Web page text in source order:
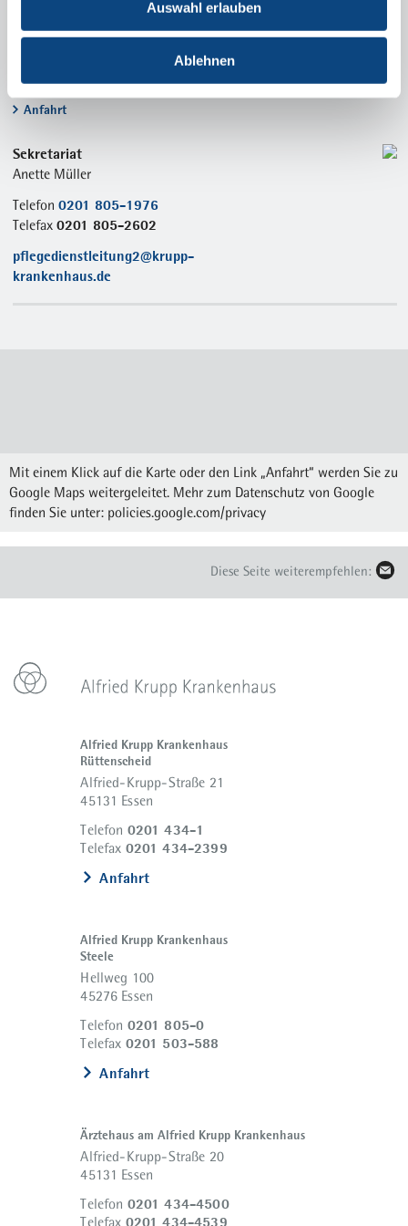
Auswahl erlauben
Ablehnen
Alfried Krupp Krankenhaus
Steele
Anfahrt
Sekretariat
Anette Müller
Telefon0201 805-1976
Telefax0201 805-2602
pflegedienstleitung2@krupp-
krankenhaus.de
Mit einem Klick auf die Karte oder den Link „Anfahrt“ werden Sie zu
Google Maps weitergeleitet. Mehr zum Datenschutz von Google
finden Sie unter: policies.google.com/privacy
Diese Seite weiterempfehlen:
Alfried Krupp Krankenhaus
Rüttenscheid
Alfried-Krupp-Straße 21
45131 Essen
Telefon 0201 434-1
Telefax 0201 434-2399
Anfahrt
Alfried Krupp Krankenhaus
Steele
Hellweg 100
45276 Essen
Telefon 0201 805-0
Telefax 0201 503-588
Anfahrt
Ärztehaus am Alfried Krupp Krankenhaus
Alfried-Krupp-Straße 20
45131 Essen
Telefon 0201 434-4500
Telefax 0201 434-4539